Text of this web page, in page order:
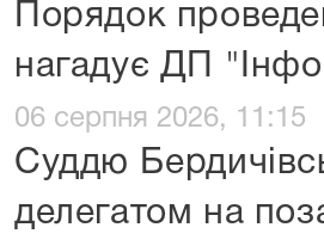
Порядок
нагадує ДП
06 серпня 2026, 11:15
Суддю
делегатом на